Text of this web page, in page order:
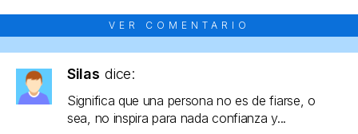
VER COMENTARIO
Silas dice:
Significa que una persona no es de fiarse, o
sea, no inspira para nada confianza y...